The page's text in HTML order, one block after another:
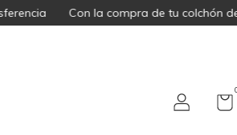
Con la compra de tu colchón de algodón